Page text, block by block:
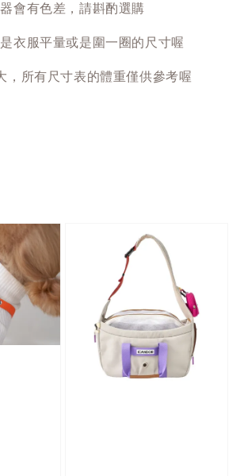
會有色差，請斟酌選購
衣服平量或是圍一圈的尺寸喔
，所有尺寸表的體重僅供參考喔